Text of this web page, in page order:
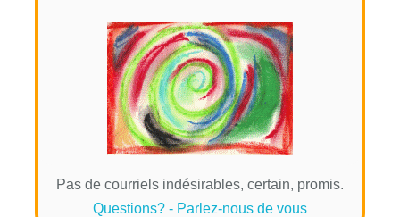
Pas de courriels indésirables, certain, promis.
Questions? - Parlez-nous de vous